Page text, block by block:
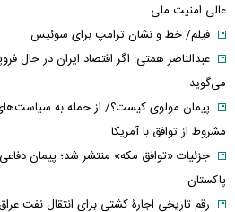
عالی امنیت ملی
فیلم/ خط و نشان ترامپ برای سوئیس
عبدالناصر همتی: اگر اقتصاد ایران در حال
می‌گوید
پیمان مولوی کیست؟/ از حمله به
مشروط از توافق با آمریکا
جزئیات «توافق مکه» منتشر شد؛ پیمان
پاکستان
رقم تاریخی اجارۀ کشتی برای انتقال نفت